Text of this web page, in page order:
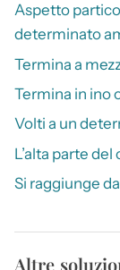
Aspetto
determinato
Termina a
Termina in ino
Volti a un
L’alta parte
Si raggiunge
Altre